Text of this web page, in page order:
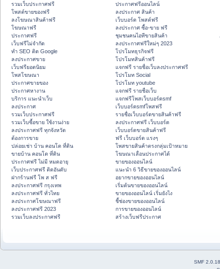
รวมเว็บประกาศฟรี
โพสต์ขายของฟรี
ลงโฆษณาสินค้าฟรี
โฆษณาฟรี
ประกาศฟรี
เว็บฟรีไม่จำกัด
ทำ SEO ติด Google
ลงประกาศขาย
เว็บฟรียอดนิยม
โพสโฆษณา
ประกาศขายของ
ประกาศหางาน
บริการ แนะนำเว็บ
ลงประกาศ
รวมเว็บประกาศฟรี
รวมเว็บซื้อขาย ใช้งานง่าย
ลงประกาศฟรี ทุกจังหวัด
ต้องการขาย
ปล่อยเช่า บ้าน คอนโด ที่ดิน
ขายบ้าน คอนโด ที่ดิน
ประกาศฟรี ไม่มี หมดอายุ
เว็บประกาศฟรี ติดอันดับ
ฝากร้านฟรี โพ ส ฟรี
ลงประกาศฟรี กรุงเทพ
ลงประกาศฟรี ทั่วไทย
ลงประกาศโฆษณาฟรี
ลงประกาศฟรี 2023
รวมเว็บลงประกาศฟรี
ประกาศฟรีออนไลน์
ลงประกาศ สินค้า
เว็บบอร์ด โพสต์ฟรี
ลงประกาศ ซื้อ-ขาย ฟรี
ชุมชนคนไอทีขายสินค้า
ลงประกาศฟรีใหม่ๆ 2023
โปรโมทธุรกิจฟรี
โปรโมทสินค้าฟรี
แจกฟรี รายชื่อเว็บลงประกาศฟรี
โปรโมท Social
โปรโมท youtube
แจกฟรี รายชื่อเว็บ
แจกฟรีโพสเว็บบอร์ดsmf
เว็บบอร์ดsmfโพสฟรี
รายชื่อเว็บบอร์ดขายสินค้าฟรี
ลงประกาศฟรี เว็บบอร์ด
เว็บบอร์ดขายสินค้าฟรี
ฟรี เว็บบอร์ด แรงๆ
โพสขายสินค้าตรงกลุ่มเป้าหมาย
โฆษณาเลื่อนประกาศได้
ขายของออนไลน์
แนะนำ 6 วิธีขายของออนไลน์
อยากขายของออนไลน์
เริ่มต้นขายของออนไลน์
ขายของออนไลน์ เริ่มยังไง
ชี้ช่องขายของออนไลน์
การขายของออนไลน์
สร้างเว็บฟรีประกาศ
SMF 2.0.18